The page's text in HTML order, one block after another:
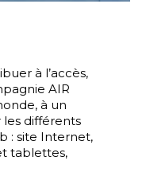
à l’accès,
AIR
à un
différents
: site Internet,
tablettes,